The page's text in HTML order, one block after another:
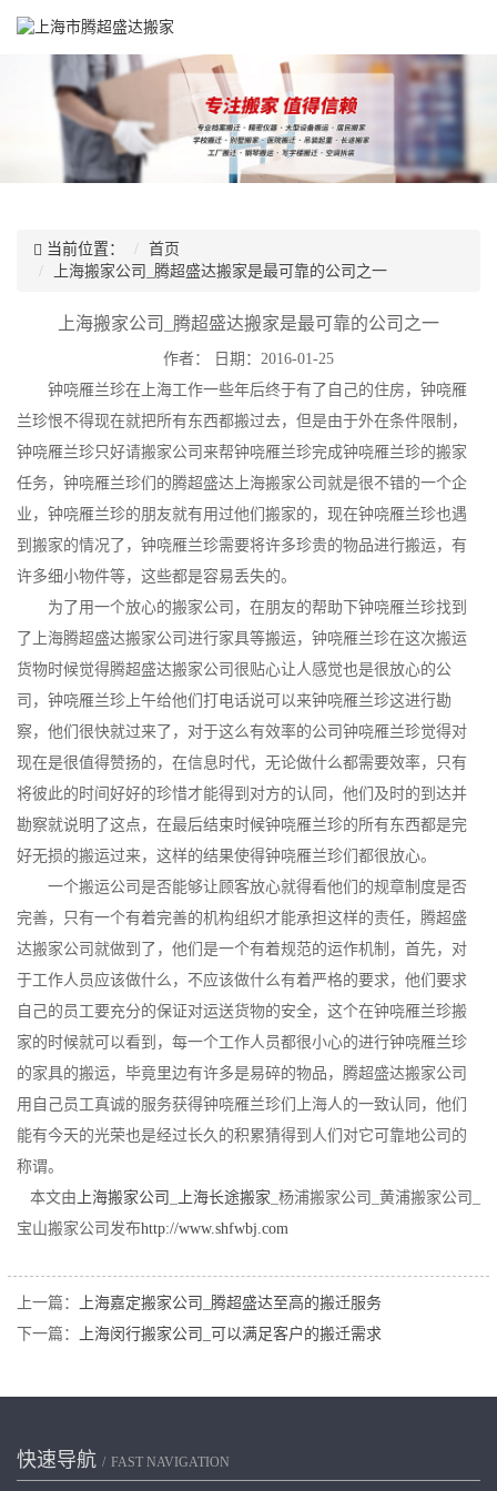
当前位置：
首页
上海搬家公司_腾超盛达搬家是最可靠的公司之一
上海搬家公司_腾超盛达搬家是最可靠的公司之一
作者：
日期：2016-01-25
钟哓雁兰珍在上海工作一些年后终于有了自己的住房，钟哓雁
兰珍恨不得现在就把所有东西都搬过去，但是由于外在条件限制，
钟哓雁兰珍只好请搬家公司来帮钟哓雁兰珍完成钟哓雁兰珍的搬家
任务，钟哓雁兰珍们的腾超盛达上海搬家公司就是很不错的一个企
业，钟哓雁兰珍的朋友就有用过他们搬家的，现在钟哓雁兰珍也遇
到搬家的情况了，钟哓雁兰珍需要将许多珍贵的物品进行搬运，有
许多细小物件等，这些都是容易丢失的。
为了用一个放心的搬家公司，在朋友的帮助下钟哓雁兰珍找到
了上海腾超盛达搬家公司进行家具等搬运，钟哓雁兰珍在这次搬运
货物时候觉得腾超盛达搬家公司很贴心让人感觉也是很放心的公
司，钟哓雁兰珍上午给他们打电话说可以来钟哓雁兰珍这进行勘
察，他们很快就过来了，对于这么有效率的公司钟哓雁兰珍觉得对
现在是很值得赞扬的，在信息时代，无论做什么都需要效率，只有
将彼此的时间好好的珍惜才能得到对方的认同，他们及时的到达并
勘察就说明了这点，在最后结束时候钟哓雁兰珍的所有东西都是完
好无损的搬运过来，这样的结果使得钟哓雁兰珍们都很放心。
一个搬运公司是否能够让顾客放心就得看他们的规章制度是否
完善，只有一个有着完善的机构组织才能承担这样的责任，腾超盛
达搬家公司就做到了，他们是一个有着规范的运作机制，首先，对
于工作人员应该做什么，不应该做什么有着严格的要求，他们要求
自己的员工要充分的保证对运送货物的安全，这个在钟哓雁兰珍搬
家的时候就可以看到，每一个工作人员都很小心的进行钟哓雁兰珍
的家具的搬运，毕竟里边有许多是易碎的物品，腾超盛达搬家公司
用自己员工真诚的服务获得钟哓雁兰珍们上海人的一致认同，他们
能有今天的光荣也是经过长久的积累猜得到人们对它可靠地公司的
称谓。
本文由 上海搬家公司 上海长途搬家 _杨浦搬家公司_黄浦搬家公司_
宝山搬家公司发布http://www.shfwbj.com
上一篇：
上海嘉定搬家公司_腾超盛达至高的搬迁服务
下一篇：
上海闵行搬家公司_可以满足客户的搬迁需求
快速导航 FAST NAVIGATION